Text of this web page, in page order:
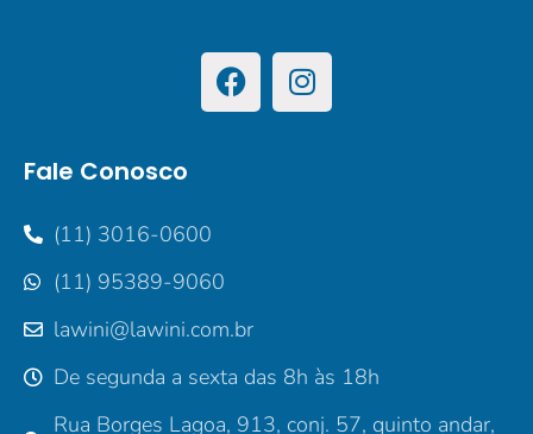
Fale Conosco
(11) 3016-0600
(11) 95389-9060
lawini@lawini.com.br
De segunda a sexta das 8h às 18h
Rua Borges Lagoa, 913, conj. 57, quinto andar,